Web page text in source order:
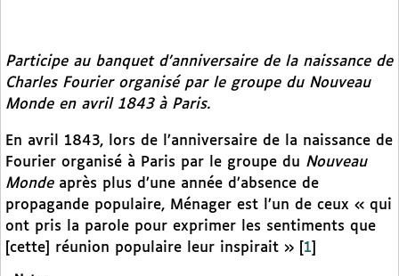
Participe au banquet d’anniversaire de la naissance de
Charles Fourier organisé par le groupe du Nouveau
Mondeen avril 1843 à Paris.
En avril 1843, lors de l’anniversaire de la naissance de
Fourier organisé à Paris par le groupe du Nouveau
Mondeaprès plus d’une année d’absence de
propagande populaire, Ménager est l’un de ceux « qui
ont pris la parole pour exprimer les sentiments que
[cette] réunion populaire leur inspirait »
1